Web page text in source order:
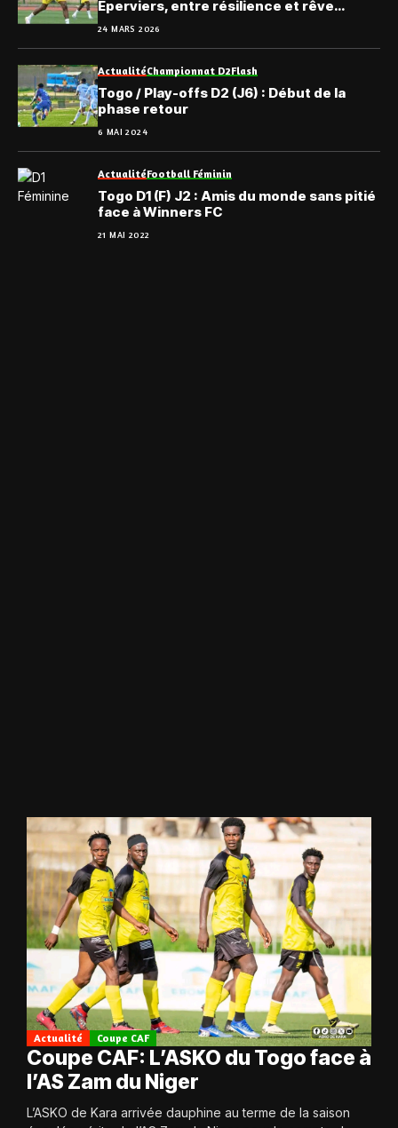
Éperviers, entre résilience et rêve
24 MARS 2026
ActualitéChampionnat D2Flash
Togo / Play-offs D2 (J6) : Début de la
phase retour
6 MAI 2024
ActualitéFootball Féminin
Togo D1 (F) J2 : Amis du monde sans pitié
face à Winners FC
21 MAI 2022
Actualité Coupe CAF
Coupe CAF: L’ASKO du Togo face à
l’AS Zam du Niger
L’ASKO de Kara arrivée dauphine au terme de la saison